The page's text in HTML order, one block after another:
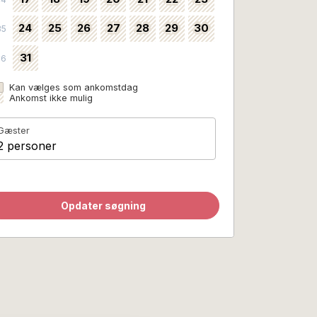
24 25 26 27 28 29 30
31
Kan vælges som ankomstdag
Ankomst ikke mulig
personer
Opdater søgning